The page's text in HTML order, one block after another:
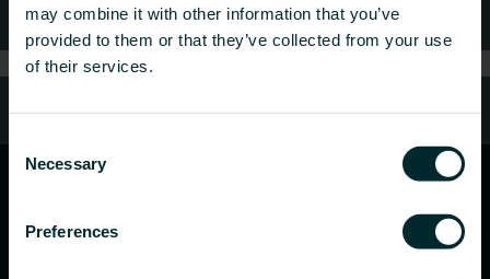
may combine it with other information that you’ve
provided to them or that they’ve collected from your use
of their services.
Selection
Necessary
Preferences
FAQ
Service client